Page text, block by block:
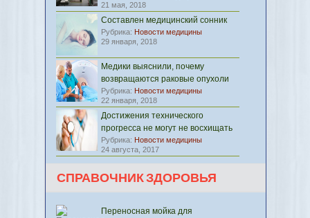
21 мая, 2018
Составлен медицинский сонник
Рубрика: Новости медицины
29 января, 2018
Медики выяснили, почему
возвращаются раковые опухоли
Рубрика: Новости медицины
22 января, 2018
Достижения технического
прогресса не могут не восхищать
Рубрика: Новости медицины
24 августа, 2017
СПРАВОЧНИК ЗДОРОВЬЯ
Переносная мойка для